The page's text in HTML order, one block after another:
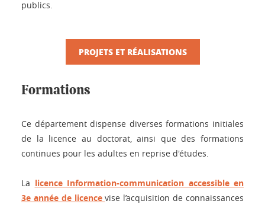
publics.
PROJETS ET RÉALISATIONS
Formations
Ce département dispense diverses formations initiales
de la licence au doctorat, ainsi que des formations
continues pour les adultes en reprise d'études.
La licence Information-communication accessible en
3e année de licencevise l’acquisition de connaissances